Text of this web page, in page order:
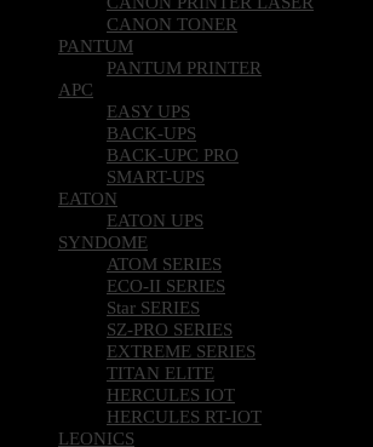
CANON TONER
PANTUM
PANTUM PRINTER
APC
EASY UPS
BACK-UPS
BACK-UPC PRO
SMART-UPS
EATON
EATON UPS
SYNDOME
ATOM SERIES
ECO-II SERIES
Star SERIES
SZ-PRO SERIES
EXTREME SERIES
TITAN ELITE
HERCULES IOT
HERCULES RT-IOT
LEONICS